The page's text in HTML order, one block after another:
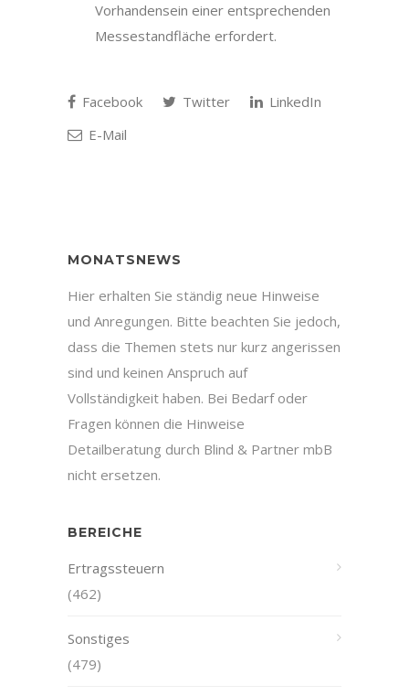
Vorhandensein einer entsprechenden
Messestandfläche erfordert.
Facebook Twitter
LinkedIn
E-Mail
MONATSNEWS
Hier erhalten Sie ständig neue Hinweise
und Anregungen. Bitte beachten Sie jedoch,
dass die Themen stets nur kurz angerissen
sind und keinen Anspruch auf
Vollständigkeit haben. Bei Bedarf oder
Fragen können die Hinweise
Detailberatung durch Blind & Partner mbB
nicht ersetzen.
BEREICHE
Ertragssteuern
(462)
Sonstiges
(479)